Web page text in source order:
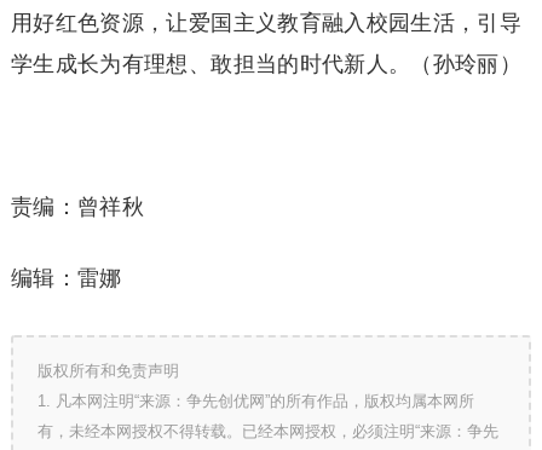
用好红色资源，让爱国主义教育融入校园生活，引导
学生成长为有理想、敢担当的时代新人。（孙玲丽）
责编：曾祥秋
编辑：雷娜
版权所有和免责声明
1. 凡本网注明“来源：争先创优网”的所有作品，版权均属本网所
有，未经本网授权不得转载。已经本网授权，必须注明“来源：争先